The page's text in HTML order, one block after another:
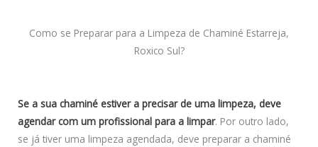
Como se Preparar para a Limpeza de Chaminé Estarreja,
Roxico Sul?
Se a sua chaminé estiver a precisar de uma limpeza, deve
agendar com um profissional para a limpar. Por outro lado,
se já tiver uma limpeza agendada, deve preparar a chaminé